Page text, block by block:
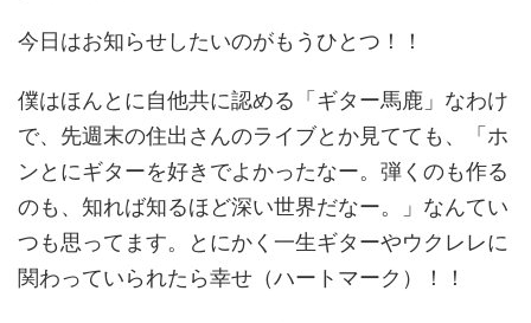
今日はお知らせしたいのがもうひとつ！！
僕はほんとに自他共に認める「ギター馬鹿」なわけ
で、先週末の住出さんのライブとか見てても、「ホ
ンとにギターを好きでよかったなー。弾くのも作る
のも、知れば知るほど深い世界だなー。」なんてい
つも思ってます。とにかく一生ギターやウクレレに
関わっていられたら幸せ（ハートマーク）！！